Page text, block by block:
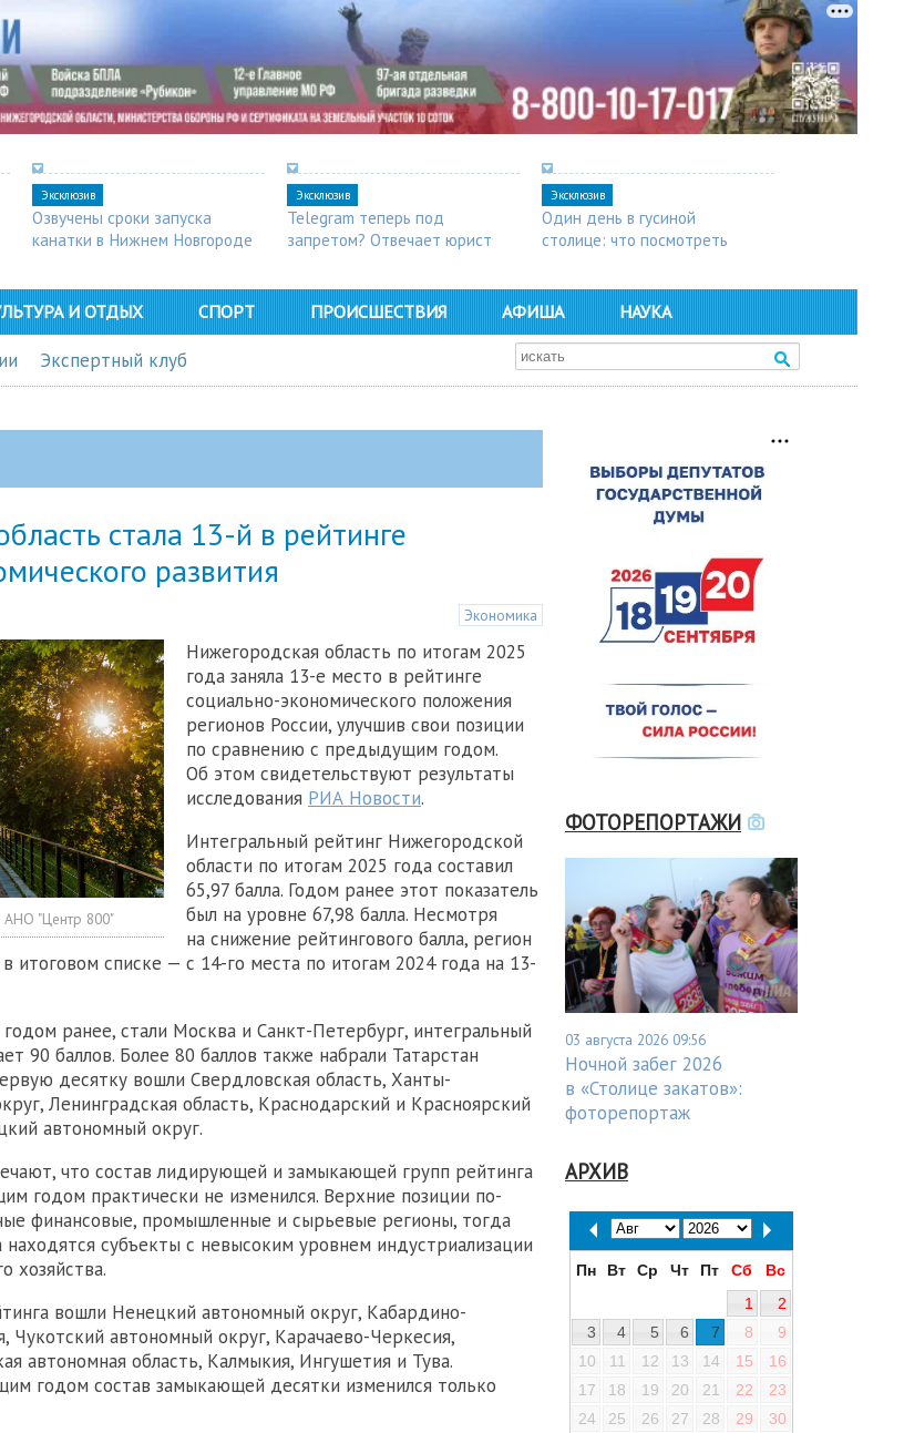
Эксклюзив
Озвучены сроки запуска
канатки в Нижнем Новгороде
Эксклюзив
Telegram теперь под
запретом? Отвечает юрист
Эксклюзив
Один день в гусиной
столице: что посмотреть
И ОТДЫХ СПОРТ ПРОИСШЕСТВИЯ АФИША НАУКА
Экспертный клуб
стала 13-й в рейтинге
развития
Экономика
АНО "Центр 800"
Нижегородская область по итогам 2025
года заняла 13-е место в рейтинге
социально-экономического положения
регионов России, улучшив свои позиции
по сравнению с предыдущим годом.
Об этом свидетельствуют результаты
исследования РИА Новости.
Интегральный рейтинг Нижегородской
области по итогам 2025 года составил
65,97 балла. Годом ранее этот показатель
был на уровне 67,98 балла. Несмотря
на снижение рейтингового балла, регион
итоговом списке — с 14-го места по итогам 2024 года на 13-
ранее, стали Москва и Санкт-Петербург, интегральный
90 баллов. Более 80 баллов также набрали Татарстан
десятку вошли Свердловская область, Ханты-
Ленинградская область, Краснодарский и Красноярский
автономный округ.
что состав лидирующей и замыкающей групп рейтинга
годом практически не изменился. Верхние позиции по-
финансовые, промышленные и сырьевые регионы, тогда
находятся субъекты с невысоким уровнем индустриализации
хозяйства.
вошли Ненецкий автономный округ, Кабардино-
Чукотский автономный округ, Карачаево-Черкесия,
автономная область, Калмыкия, Ингушетия и Тува.
годом состав замыкающей десятки изменился только
ФОТОРЕПОРТАЖИ
03 августа 2026 09:56
Ночной забег 2026
в «Столице закатов»:
фоторепортаж
АРХИВ
Пн Вт Ср Чт Пт Сб
Вс
1
2
3
4 5 6 7 8
9
10
11 12 13 14 15
16
17
18 19 20 21 22
23
24
25 26 27 28 29
30